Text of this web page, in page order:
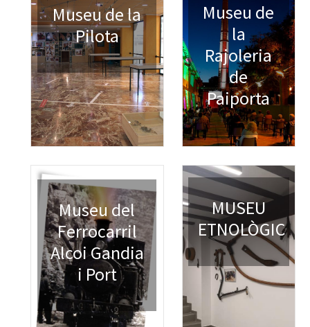
Museu de la
Pilota
Museu de
la
Rajoleria
de
Paiporta
Museu del
Ferrocarril
Alcoi Gandia
i Port
MUSEU
ETNOLÒGIC